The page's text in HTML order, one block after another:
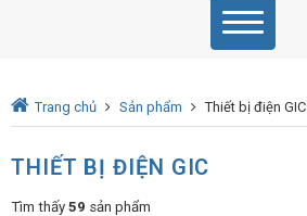
Trang chủ Sản phẩm Thiết bị điện GIC
THIẾT BỊ ĐIỆN GIC
Tìm thấy 59 sản phẩm